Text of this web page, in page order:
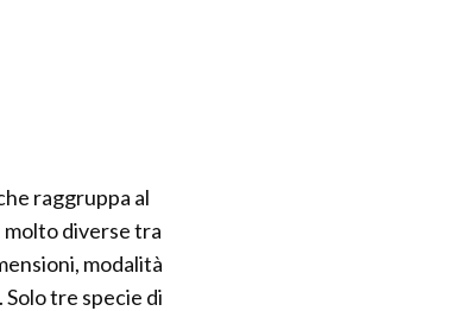
raggruppa al
molto diverse tra
modalità
tre specie di